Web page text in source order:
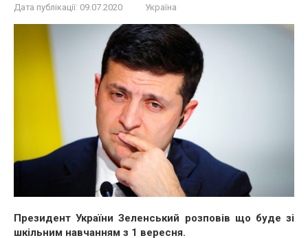
Дата публікації: 09.07.2020 Україна
Президент України Зеленський розповів що буде зі
шкільним навчанням з 1 вересня.